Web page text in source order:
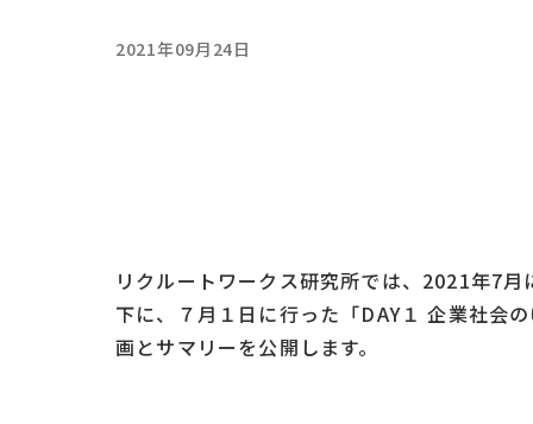
2021年09月24日
リクルートワークス研究所では、2021年7
下に、７月１日に行った「DAY１ 企業社会
画とサマリーを公開します。